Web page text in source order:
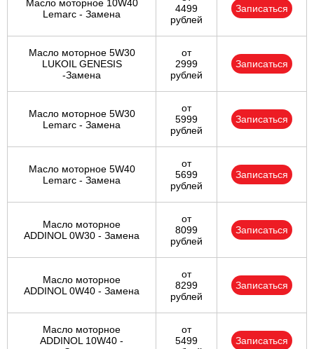
Масло моторное 10W40
Lemarc - Замена
4499
рублей
Записаться
Масло моторное 5W30
LUKOIL GENESIS
-Замена
от
2999
рублей
Записаться
Масло моторное 5W30
Lemarc - Замена
от
5999
рублей
Записаться
Масло моторное 5W40
Lemarc - Замена
от
5699
рублей
Записаться
Масло моторное
ADDINOL 0W30 - Замена
от
8099
рублей
Записаться
Масло моторное
ADDINOL 0W40 - Замена
от
8299
рублей
Записаться
Масло моторное
ADDINOL 10W40 -
от
5499
Записаться